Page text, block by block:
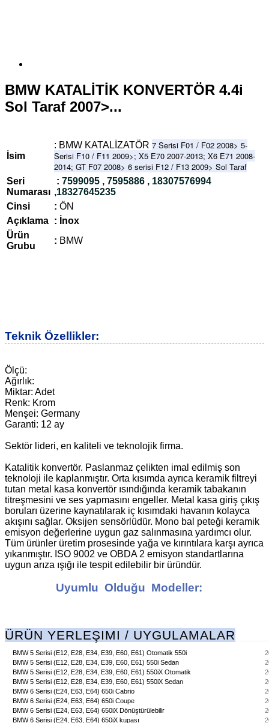
BMW KATALİTİK KONVERTÖR 4.4i
Sol Taraf 2007>...
İsim
: BMW KATALİZATÖR 7 Serisi F01 / F02 2008> 5-
Serisi F10 / F11 2009>; X5 E70 2007-2013; X6 E71 2008-
2014; GT F07 2008> 6 serisi F12 / F13 2009> Sol Taraf
Seri
Numarası
: 7599095 , 7595886 , 18307576994
,18327645235
Cinsi
: ÖN
Açıklama : İnox
Ürün
Grubu
: BMW
Teknik Özellikler:
Ölçü:
Ağırlık:
Miktar: Adet
Renk: Krom
Menşei: Germany
Garanti: 12 ay
Sektör lideri, en kaliteli ve teknolojik firma.
Katalitik konvertör. Paslanmaz çelikten imal edilmiş son
teknoloji ile kaplanmıştır. Orta kısımda ayrıca keramik filtreyi
tutan metal kasa konvertör ısındığında keramik tabakanın
titreşmesini ve ses yapmasını engeller. Metal kasa giriş çıkış
boruları üzerine kaynatılarak iç kısımdaki havanın kolayca
akışını sağlar. Oksijen sensörlüdür. Mono bal peteği keramik
emisyon değerlerine uygun gaz salınmasına yardımcı olur.
Tüm ürünler üretim prosesinde yağa ve kırıntılara karşı ayrıca
yıkanmıştır. ISO 9002 ve OBDA 2 emisyon standartlarına
uygun arıza ışığı ile tespit edilebilir bir üründür.
Uyumlu Olduğu Modeller:
ÜRÜN YERLEŞIMI / UYGULAMALAR
BMW 5 Serisi (E12, E28, E34, E39, E60, E61) Otomatik 550i
BMW 5 Serisi (E12, E28, E34, E39, E60, E61) 550i Sedan
BMW 5 Serisi (E12, E28, E34, E39, E60, E61) 550iX Otomatik
BMW 5 Serisi (E12, E28, E34, E39, E60, E61) 550iX Sedan
BMW 6 Serisi (E24, E63, E64) 650i Cabrio
BMW 6 Serisi (E24, E63, E64) 650i Coupe
BMW 6 Serisi (E24, E63, E64) 650iX Dönüştürülebilir
BMW 6 Serisi (E24, E63, E64) 650iX kupası